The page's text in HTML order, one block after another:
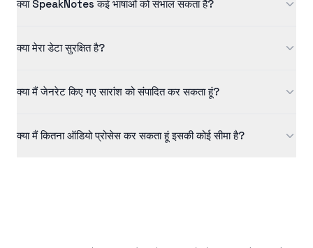
निर्भर करता है। आमतौर पर, 30 मिनट की ऑडियो फ़ाइल 2-3 मिनट के भीतर
क्या SpeakNotes कई भाषाओं को संभाल सकता है?
समर्थन करता है। सर्वोत्तम परिणामों के लिए आप अपने ऑडियो की भाषा निर्दिष्ट कर
क्या मेरा डेटा सुरक्षित है?
ट्रांजिट और रेस्ट में एन्क्रिप्ट किए गए हैं। हम आपके डेटा को तीसरे पक्ष के साथ
क्या मैं जेनरेट किए गए सारांश को संपादित कर सकता हूं?
आवश्यकतानुसार आउटपुट को संपादित, परिष्कृत या विस्तारित करने का पूर्ण
क्या मैं कितना ऑडियो प्रोसेस कर सकता हूं इसकी कोई सीमा है?